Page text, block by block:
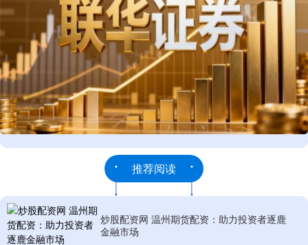
推荐阅读
炒股配资网 温州期货配资：助力投资者逐鹿
金融市场